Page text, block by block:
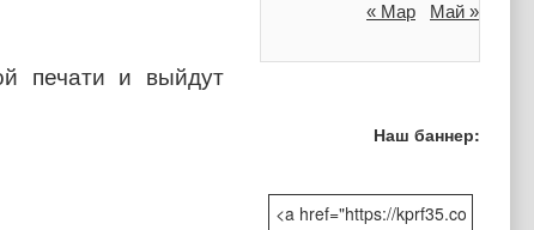
печати и выйдут
« Мар Май »
Наш баннер: